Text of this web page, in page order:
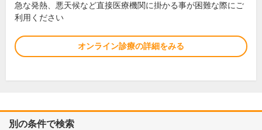
急な発熱、悪天候など直接医療機関に掛かる事が困難な際にご
利用ください
オンライン診療の詳細をみる
別の条件で検索